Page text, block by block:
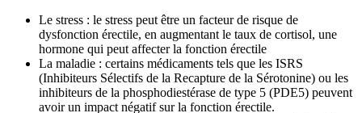
Le stress : le stress peut être un facteur de risque de
dysfonction érectile, en augmentant le taux de cortisol, une
hormone qui peut affecter la fonction érectile
La maladie : certains médicaments tels que les ISRS
(Inhibiteurs Sélectifs de la Recapture de la Sérotonine) ou les
inhibiteurs de la phosphodiestérase de type 5 (PDE5) peuvent
avoir un impact négatif sur la fonction érectile.